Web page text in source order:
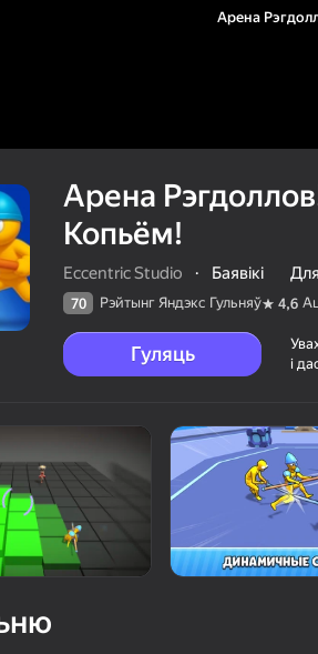
Арена
Рэйтынг
Ацэнка
Уваход з
Арена
Копьём!
Eccentric Studio · Баявікі
70 Рэйтынг Яндэкс Гульняў 4,6
Гуляць
і